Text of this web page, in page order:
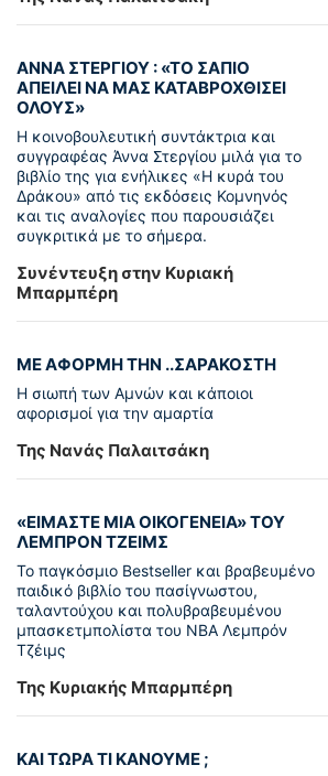
ΑΝΝΑ ΣΤΕΡΓΙΟΥ : «ΤΟ ΣΑΠΙΟ
ΑΠΕΙΛΕΙ ΝΑ ΜΑΣ ΚΑΤΑΒΡΟΧΘΙΣΕΙ
ΟΛΟΥΣ»
Η κοινοβουλευτική συντάκτρια και
συγγραφέας Άννα Στεργίου μιλά για το
βιβλίο της για ενήλικες «Η κυρά του
Δράκου» από τις εκδόσεις Κομνηνός
και τις αναλογίες που παρουσιάζει
συγκριτικά με το σήμερα.
Συνέντευξη στην Κυριακή
Μπαρμπέρη
ΜΕ ΑΦΟΡΜΗ ΤΗΝ ..ΣΑΡΑΚΟΣΤΗ
Η σιωπή των Αμνών και κάποιοι
αφορισμοί για την αμαρτία
Της Νανάς Παλαιτσάκη
«ΕΙΜΑΣΤΕ ΜΙΑ ΟΙΚΟΓΕΝΕΙΑ» ΤΟΥ
ΛΕΜΠΡΟΝ ΤΖΕΙΜΣ
To παγκόσµιο Bestseller και βραβευµένο
παιδικό βιβλίο του πασίγνωστου,
ταλαντούχου και πολυβραβευµένου
µπασκετµπολίστα του NBA Λεµπρόν
Τζέιμς
Της Κυριακής Μπαρμπέρη
ΚΑΙ ΤΩΡΑ ΤΙ ΚΑΝΟΥΜΕ ;